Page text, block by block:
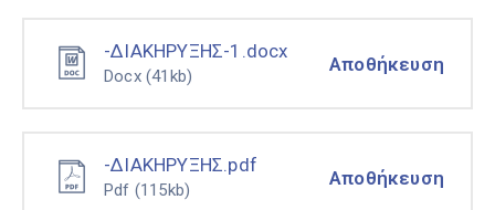
-ΔΙΑΚΗΡΥΞΗΣ-1.docx
Docx (41kb)
Αποθήκευση
-ΔΙΑΚΗΡΥΞΗΣ.pdf
Pdf (115kb)
Αποθήκευση